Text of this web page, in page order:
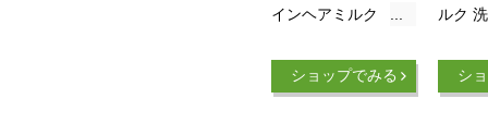
インヘアミルク
(ORBIS)】
ショップでみる
ルク
100g
シ